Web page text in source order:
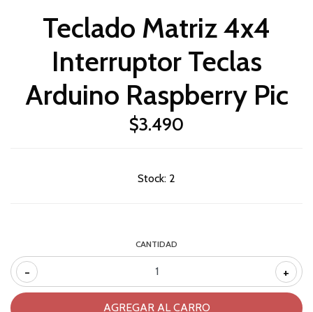
Teclado Matriz 4x4
Interruptor Teclas
Arduino Raspberry Pic
$3.490
Stock: 2
CANTIDAD
- +